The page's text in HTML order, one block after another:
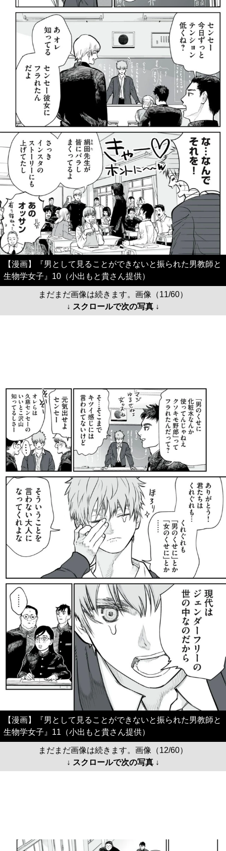
【漫画】『男として見ることができないと振られた男教師と
生物学女子』10（小出もと貴さん提供）
まだまだ画像は続きます。画像（11/60）
↓ スクロールで次の写真 ↓
【漫画】『男として見ることができないと振られた男教師と
生物学女子』11（小出もと貴さん提供）
まだまだ画像は続きます。画像（12/60）
↓ スクロールで次の写真 ↓